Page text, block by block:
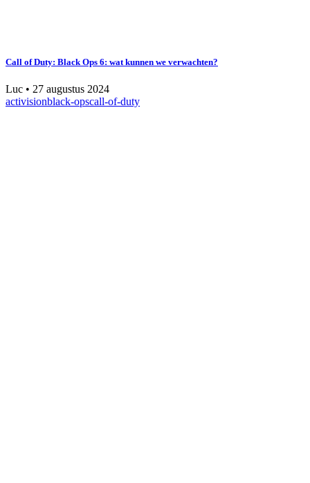
Call of Duty: Black Ops 6: wat kunnen we verwachten?
Luc • 27 augustus 2024
activisionblack-opscall-of-duty